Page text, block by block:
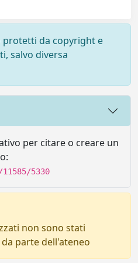
protetti da copyright e
salvo diversa
per citare o creare un
5330
non sono stati
parte dell'ateneo